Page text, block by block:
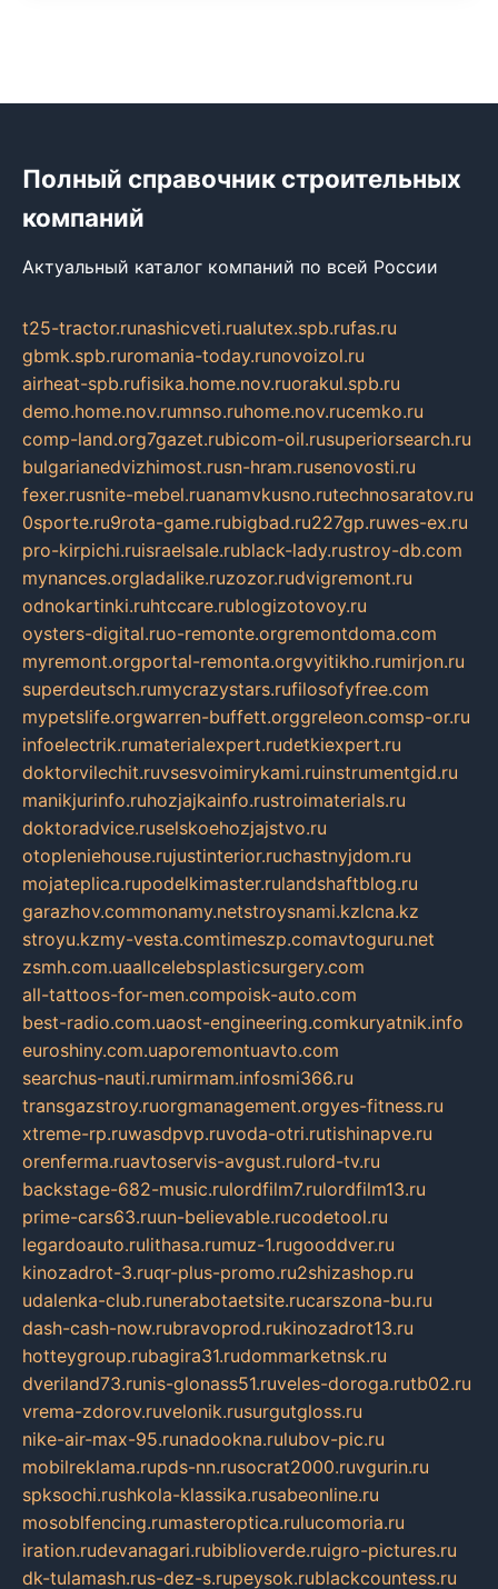
Полный справочник строительных
компаний
Актуальный каталог компаний по всей России
t25-tractor.runashicveti.rualutex.spb.rufas.ru
gbmk.spb.ruromania-today.runovoizol.ru
airheat-spb.rufisika.home.nov.ruorakul.spb.ru
demo.home.nov.rumnso.ruhome.nov.rucemko.ru
comp-land.org7gazet.rubicom-oil.rusuperiorsearch.ru
bulgarianedvizhimost.rusn-hram.rusenovosti.ru
fexer.rusnite-mebel.ruanamvkusno.rutechnosaratov.ru
0sporte.ru9rota-game.rubigbad.ru227gp.ruwes-ex.ru
pro-kirpichi.ruisraelsale.rublack-lady.rustroy-db.com
mynances.orgladalike.ruzozor.rudvigremont.ru
odnokartinki.ruhtccare.rublogizotovoy.ru
oysters-digital.ruo-remonte.orgremontdoma.com
myremont.orgportal-remonta.orgvyitikho.rumirjon.ru
superdeutsch.rumycrazystars.rufilosofyfree.com
mypetslife.orgwarren-buffett.orggreleon.comsp-or.ru
infoelectrik.rumaterialexpert.rudetkiexpert.ru
doktorvilechit.ruvsesvoimirykami.ruinstrumentgid.ru
manikjurinfo.ruhozjajkainfo.rustroimaterials.ru
doktoradvice.ruselskoehozjajstvo.ru
otopleniehouse.rujustinterior.ruchastnyjdom.ru
mojateplica.rupodelkimaster.rulandshaftblog.ru
garazhov.commonamy.netstroysnami.kzlcna.kz
stroyu.kzmy-vesta.comtimeszp.comavtoguru.net
zsmh.com.uaallcelebsplasticsurgery.com
all-tattoos-for-men.compoisk-auto.com
best-radio.com.uaost-engineering.comkuryatnik.info
euroshiny.com.uaporemontuavto.com
searchus-nauti.rumirmam.infosmi366.ru
transgazstroy.ruorgmanagement.orgyes-fitness.ru
xtreme-rp.ruwasdpvp.ruvoda-otri.rutishinapve.ru
orenferma.ruavtoservis-avgust.rulord-tv.ru
backstage-682-music.rulordfilm7.rulordfilm13.ru
prime-cars63.ruun-believable.rucodetool.ru
legardoauto.rulithasa.rumuz-1.rugooddver.ru
kinozadrot-3.ruqr-plus-promo.ru2shizashop.ru
udalenka-club.runerabotaetsite.rucarszona-bu.ru
dash-cash-now.rubravoprod.rukinozadrot13.ru
hotteygroup.rubagira31.rudommarketnsk.ru
dveriland73.runis-glonass51.ruveles-doroga.rutb02.ru
vrema-zdorov.ruvelonik.rusurgutgloss.ru
nike-air-max-95.runadookna.rulubov-pic.ru
mobilreklama.rupds-nn.rusocrat2000.ruvgurin.ru
spksochi.rushkola-klassika.rusabeonline.ru
mosoblfencing.rumasteroptica.rulucomoria.ru
iration.rudevanagari.rubiblioverde.ruigro-pictures.ru
dk-tulamash.rus-dez-s.rupeysok.rublackcountess.ru